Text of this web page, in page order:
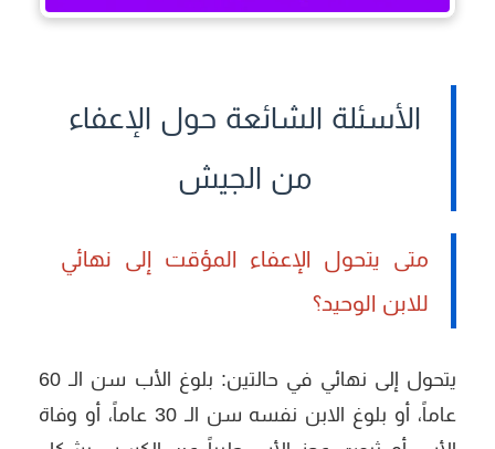
الأسئلة الشائعة حول الإعفاء
من الجيش
متى يتحول الإعفاء المؤقت إلى نهائي
للابن الوحيد؟
يتحول إلى نهائي في حالتين: بلوغ الأب سن الـ 60
عاماً، أو بلوغ الابن نفسه سن الـ 30 عاماً، أو وفاة